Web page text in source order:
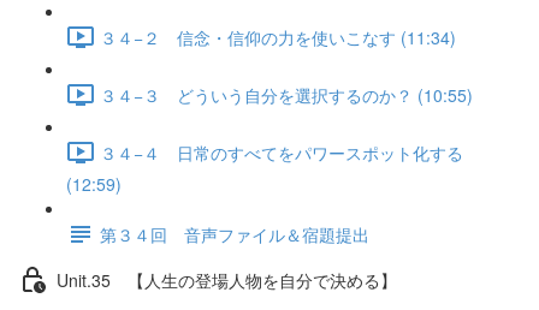
３４−２ 信念・信仰の力を使いこなす (11:34)
３４−３ どういう自分を選択するのか？ (10:55)
３４−４ 日常のすべてをパワースポット化する
(12:59)
第３４回 音声ファイル＆宿題提出
Unit.35 【人生の登場人物を自分で決める】